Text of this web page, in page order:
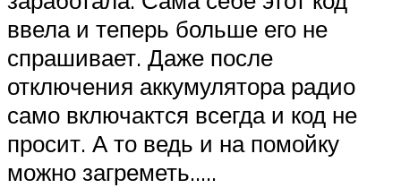
ввела и теперь больше его не
спрашивает. Даже после
отключения аккумулятора радио
само включактся всегда и код не
просит. А то ведь и на помойку
можно загреметь…..